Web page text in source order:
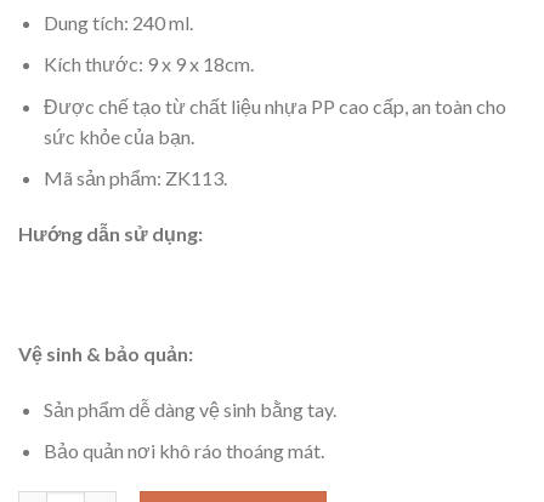
Dung tích: 240 ml.
Kích thước: 9 x 9 x 18cm.
Được chế tạo từ chất liệu nhựa PP cao cấp, an toàn cho
sức khỏe của bạn.
Mã sản phẩm: ZK113.
Hướng dẫn sử dụng:
Vệ sinh & bảo quản:
Sản phẩm dễ dàng vệ sinh bằng tay.
Bảo quản nơi khô ráo thoáng mát.